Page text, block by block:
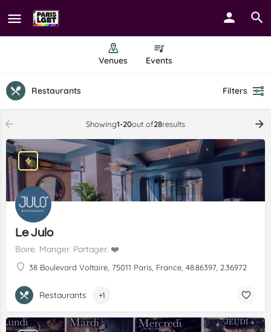
Venues Events
Restaurants Filters
Showing1-20out of28results
Le Julo
Boire. Manger. Partager. ❤️
38 Boulevard Voltaire, 75011 Paris, France, 48.86397, 2.36972
Restaurants +1